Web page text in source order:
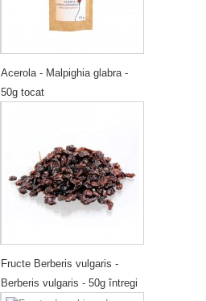
Acerola - Malpighia glabra -
50g tocat
Fructe Berberis vulgaris -
Berberis vulgaris - 50g întregi